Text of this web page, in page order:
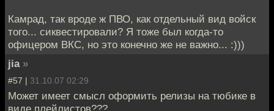
Камрад, так вроде ж ПВО, как отдельный вид войск
того... сиквестировали? Я тоже был когда-то
офицером ВКС, но это конечно же не важно... :)))
jia »
#57 | 31.10.07 02:29
Может имеет смысл оформить релизы на тюбике в
виде плейлистов???